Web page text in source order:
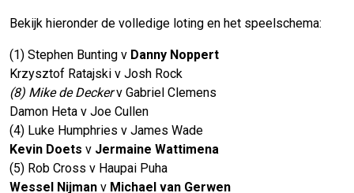
Bekijk hieronder de volledige loting en het speelschema:
(1) Stephen Bunting v Danny Noppert
Krzysztof Ratajski v Josh Rock
(8) Mike de Deckerv Gabriel Clemens
Damon Heta v Joe Cullen
(4) Luke Humphries v James Wade
Kevin Doets v Jermaine Wattimena
(5) Rob Cross v Haupai Puha
Wessel Nijman v Michael van Gerwen